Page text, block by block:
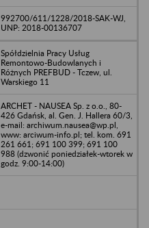
992700/611/1228/2018-SAK-WJ,
UNP: 2018-00136707
Spółdzielnia Pracy Usług
Remontowo-Budowlanych i
Różnych PREFBUD - Tczew, ul.
Warskiego 11
ARCHET - NAUSEA Sp. z o.o., 80-
426 Gdańsk, al. Gen. J. Hallera 60/3,
e-mail: archiwum.nausea@wp.pl,
www: arciwum-info.pl; tel. kom. 691
261 661; 691 100 399; 691 100
988 (dzwonić poniedziałek-wtorek w
godz. 9:00-14:00)